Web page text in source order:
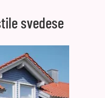
svedese